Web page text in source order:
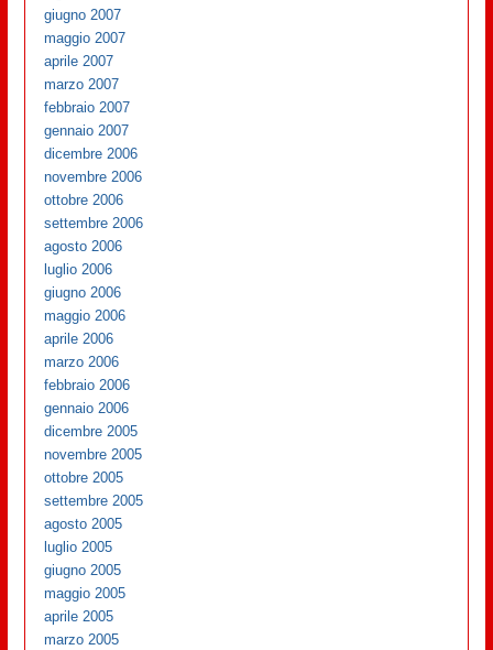
giugno 2007
maggio 2007
aprile 2007
marzo 2007
febbraio 2007
gennaio 2007
dicembre 2006
novembre 2006
ottobre 2006
settembre 2006
agosto 2006
luglio 2006
giugno 2006
maggio 2006
aprile 2006
marzo 2006
febbraio 2006
gennaio 2006
dicembre 2005
novembre 2005
ottobre 2005
settembre 2005
agosto 2005
luglio 2005
giugno 2005
maggio 2005
aprile 2005
marzo 2005